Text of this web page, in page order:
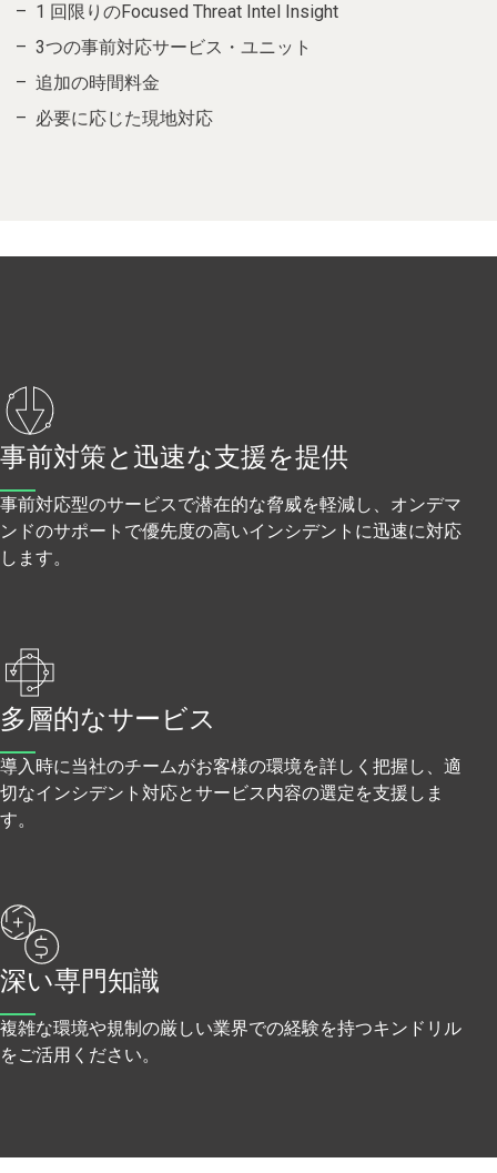
1 回限りのFocused Threat Intel Insight
3つの事前対応サービス・ユニット
追加の時間料金
必要に応じた現地対応
事前対策と迅速な支援を提供
事前対応型のサービスで潜在的な脅威を軽減し、オンデマ
ンドのサポートで優先度の高いインシデントに迅速に対応
します。
多層的なサービス
導入時に当社のチームがお客様の環境を詳しく把握し、適
切なインシデント対応とサービス内容の選定を支援しま
す。
深い専門知識
複雑な環境や規制の厳しい業界での経験を持つキンドリル
をご活用ください。